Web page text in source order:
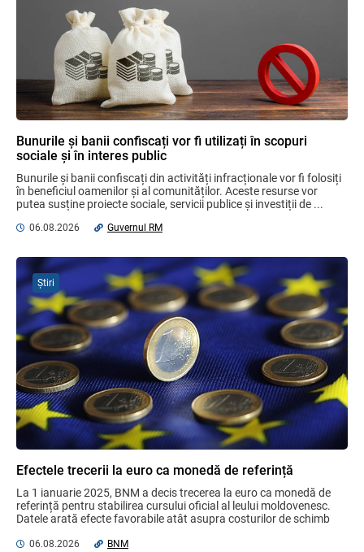
Бухгалтерские и Налоговые
Консультации № 07/2026, комментарии
на полях
06.08.2026 Ciobanu Veaceslav
Plafonul operațiunilor valutare de capital
06.08.2026
MIA Plăți Instant: Soluția inovativă pentru
publice
Efectele trecerii la euro ca monedă de
referință
06.08.2026
Bunurile și banii confiscați vor fi utilizați
în scopuri sociale și în interes public
06.08.2026 Guvernul RM
Mai puține taxe pe muncă. Mai multă
stimulare a investițiilor. Mai ferm pe vicii.
Mai corect pe excepții.
Bunurile și banii confiscați vor fi utilizați în scopuri
sociale și în interes public
Bunurile și banii confiscați din activități infracționale vor fi folosiți
în beneficiul oamenilor și al comunităților. Aceste resurse vor
putea susține proiecte sociale, servicii publice și investiții de ...
06.08.2026 Guvernul RM
Efectele trecerii la euro ca monedă de referință
La 1 ianuarie 2025, BNM a decis trecerea la euro ca monedă de
referință pentru stabilirea cursului oficial al leului moldovenesc.
Datele arată efecte favorabile atât asupra costurilor de schimb
06.08.2026 BNM
Știri